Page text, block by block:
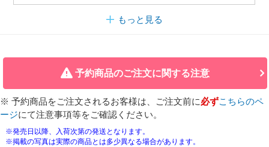
もっと見る
予約商品のご注文に関する注意
※ 予約商品をご注文されるお客様は、ご注文前に必ずこちらのペ
ージにて注意事項等をご確認ください。
※発売日以降、入荷次第の発送となります。
※掲載の写真は実際の商品とは多少異なる場合があります。